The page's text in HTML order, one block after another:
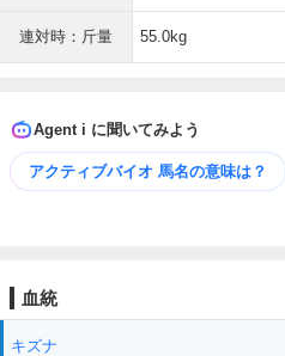
連対時：斤量 55.0kg
Agent i に聞いてみよう
アクティブバイオ 馬名の意味は？
血統
キズナ